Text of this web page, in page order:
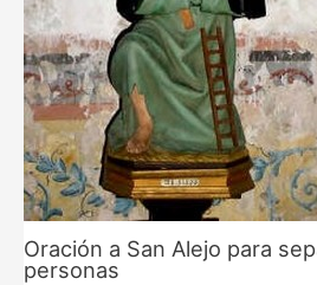
Oración a San Alejo para
personas